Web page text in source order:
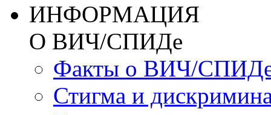
ИНФОРМАЦИЯ
О ВИЧ/СПИДе
Факты о ВИЧ/
Стигма и